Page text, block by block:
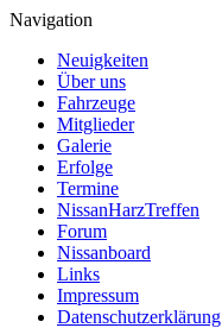
Navigation
Neuigkeiten
Über uns
Fahrzeuge
Mitglieder
Galerie
Erfolge
Termine
NissanHarzTreffen
Forum
Nissanboard
Links
Impressum
Datenschutzerklärung